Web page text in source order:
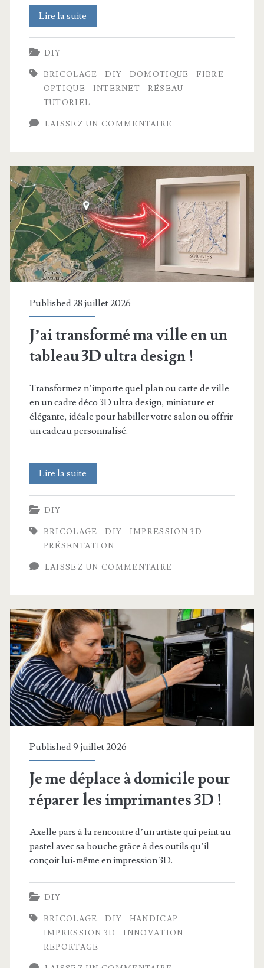
Lire la suite
Internet
mon
garage
sans
de
tranchées
!
DIY
BRICOLAGE DIY DOMOTIQUE
FIBRE
OPTIQUE
INTERNET
RÉSEAU
TUTORIEL
LAISSEZ UN COMMENTAIRE
Published 28 juillet 2026
J’ai transformé ma ville en un
tableau 3D ultra design !
Transformez n’importe quel plan ou carte de ville
en un cadre déco 3D ultra design, miniature et
élégante, idéale pour habiller votre salon ou offrir
un cadeau personnalisé.
Lire la suite
transformé
ville
3D
ultra
design
!
DIY
BRICOLAGE DIY
IMPRESSION 3D
PRÉSENTATION
LAISSEZ UN COMMENTAIRE
Published 9 juillet 2026
Je me déplace à domicile pour
réparer les imprimantes 3D !
Axelle pars à la rencontre d’un artiste qui peint au
pastel avec sa bouche grâce à des outils qu’il
conçoit lui-même en impression 3D.
DIY
BRICOLAGE DIY
HANDICAP
IMPRESSION 3D
INNOVATION
REPORTAGE